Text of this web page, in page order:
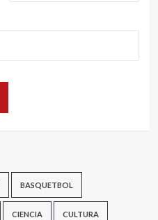
BASQUETBOL
CIENCIA CULTURA